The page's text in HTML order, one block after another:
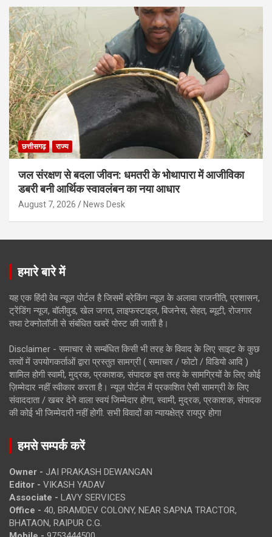
छत्तीसगढ़ राज्य
जल संरक्षण से बदला जीवन: धमतरी के भोथापारा में आजीविका
डबरी बनी आर्थिक स्वावलंबन का नया आधार
August 7, 2026 News Desk
हमारे बारे में
यह एक हिंदी वेब न्यूज़ पोर्टल है जिसमें ब्रेकिंग न्यूज़ के अलावा राजनीति, प्रशासन,
ट्रेंडिंग न्यूज, बॉलीवुड, खेल जगत, लाइफस्टाइल, बिजनेस, सेहत, ब्यूटी, रोजगार
तथा टेक्नोलॉजी से संबंधित खबरें पोस्ट की जाती है।
Disclaimer - समाचार से सम्बंधित किसी भी तरह के विवाद के लिए साइट के कुछ
तत्वों में उपयोगकर्ताओं द्वारा प्रस्तुत सामग्री ( समाचार / फोटो / विडियो आदि )
शामिल होगी स्वामी, मुद्रक, प्रकाशक, संपादक इस तरह के सामग्रियों के लिए कोई
ज़िम्मेदार नहीं स्वीकार करता है। न्यूज़ पोर्टल में प्रकाशित ऐसी सामग्री के लिए
संवाददाता / खबर देने वाला स्वयं जिम्मेदार होगा, स्वामी, मुद्रक, प्रकाशक, संपादक
की कोई भी जिम्मेदारी नहीं होगी. सभी विवादों का न्यायक्षेत्र रायपुर होगा
हमसे सम्पर्क करें
Owner - JAI PRAKASH DEWANGAN
Editor - VIKASH YADAV
Associate - LAVY SERVICES
Office - 40, BRAMDEV COLONY, NEAR SAPNA TRACTOR,
BHATAON, RAIPUR C.G.